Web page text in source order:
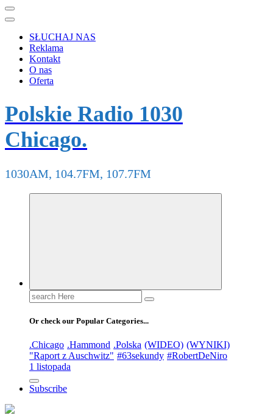
SŁUCHAJ NAS
Reklama
Kontakt
O nas
Oferta
Polskie Radio 1030
Chicago.
1030AM, 104.7FM, 107.7FM
Search
for:
Or check our Popular Categories...
.Chicago .Hammond .Polska (WIDEO) (WYNIKI)
"Raport z Auschwitz" #63sekundy #RobertDeNiro
1 listopada
Subscribe